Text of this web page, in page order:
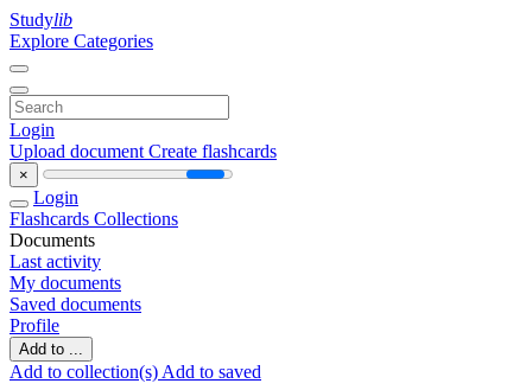
Studylib
Explore Categories
Login
Upload document Create flashcards
×
Login
Flashcards Collections
Documents
Last activity
My documents
Saved documents
Profile
Add to ...
Add to collection(s) Add to saved